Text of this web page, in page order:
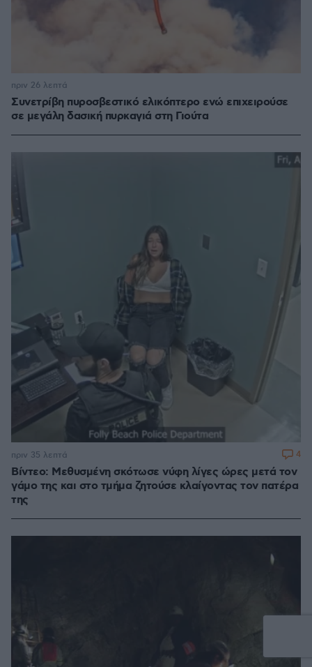
Συνετρίβη πυροσβεστικό ελικόπτερο ενώ επιχειρούσε
σε μεγάλη δασική πυρκαγιά στη Γιούτα
πριν 26 λεπτά
Βίντεο: Μεθυσμένη σκότωσε νύφη λίγες ώρες μετά τον
γάμο της και στο τμήμα ζητούσε κλαίγοντας τον πατέρα
της
πριν 35 λεπτά 4